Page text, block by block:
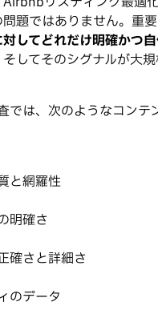
題ではありません。重要
してどれだけ明確かつ
そしてそのシグナルが大
では、次のようなコンテ
と網羅性
明確さ
確さと詳細さ
のデータ